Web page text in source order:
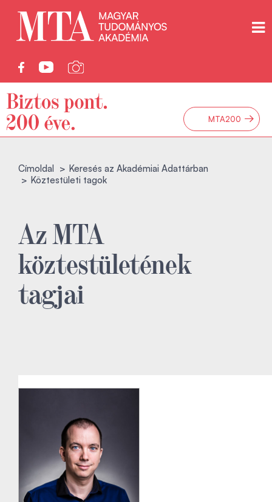
MTA200 →
Címoldal
Keresés az Akadémiai Adattárban
Köztestületi tagok
Az MTA
köztestületének
tagjai